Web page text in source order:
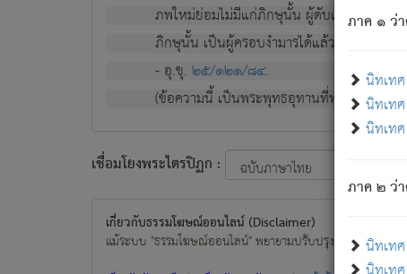
ภาค ๑ ว่
นิทเท
นิทเท
นิทเท
ภาค ๒ ว่
นิทเท
ภพใหม่ย่อมไม่มีแก่ภิกษุนั้น ผู้ดับเย็นสนิทแล้ว
ภิกษุนั้น เป็นผู้ครอบงำมารได้แล้ว ชนะสงคร
- อุ.ขุ.๒๕/๑๒๑/๘๔.
(ข้อความนี้ เป็นพระพุทธอุทานที่ทรงเปล่งออก
เชื่อมโยงพระไตรปิฏก :
เกี่ยวกับธรรมโฆษณ์ออนไลน์ (Disclaimer)
แม้ระบบ "ธรรมโฆษณ์ออนไลน์" พยายามปรับปรุงข้อมูลให้ถูก